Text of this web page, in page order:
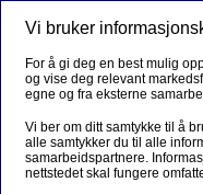
Konto og
IBAN-
Vi bruker
For å gi deg en best mulig
og vise deg relevant
egne og fra eksterne
Vi ber om ditt samtykke til å
alle samtykker du til alle
samarbeidspartnere.
nettstedet skal fungere